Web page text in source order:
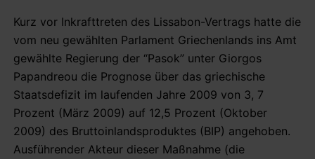
Kurz vor Inkrafttreten des Lissabon-Vertrags hatte die
vom neu gewählten Parlament Griechenlands ins Amt
gewählte Regierung der “Pasok” unter Giorgos
Papandreou die Prognose über das griechische
Staatsdefizit im laufenden Jahre 2009 von 3, 7
Prozent (März 2009) auf 12,5 Prozent (Oktober
2009) des Bruttoinlandsproduktes (BIP) angehoben.
Ausführender Akteur dieser Maßnahme (die